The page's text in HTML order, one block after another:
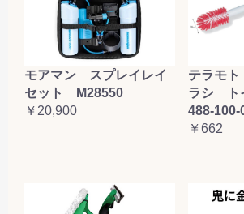
お買い物を続ける カート
モアマン スプレイレイ
セット M28550
￥20,900
テラモ
ラシ ト
488-100-
￥662